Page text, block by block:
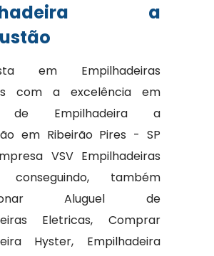
a
em Empilhadeiras
com a excelência em
de Empilhadeira a
em Ribeirão Pires - SP
VSV Empilhadeiras
conseguindo, também
Aluguel de
Eletricas, Comprar
Hyster, Empilhadeira